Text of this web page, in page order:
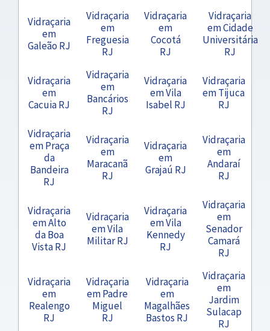
Vidraçaria
em
Galeão RJ
Vidraçaria
em
Freguesia
RJ
Vidraçaria
em
Cocotá
RJ
Vidraçaria
em Cidade
Universitária
RJ
Vidraçaria
em
Cacuia RJ
Vidraçaria
em
Bancários
RJ
Vidraçaria
em Vila
Isabel RJ
Vidraçaria
em Tijuca
RJ
Vidraçaria
em Praça
da
Bandeira
RJ
Vidraçaria
em
Maracanã
RJ
Vidraçaria
em
Grajaú RJ
Vidraçaria
em
Andaraí
RJ
Vidraçaria
em Alto
da Boa
Vista RJ
Vidraçaria
em Vila
Militar RJ
Vidraçaria
em Vila
Kennedy
RJ
Vidraçaria
em
Senador
Camará
RJ
Vidraçaria
em
Realengo
RJ
Vidraçaria
em Padre
Miguel
RJ
Vidraçaria
em
Magalhães
Bastos RJ
Vidraçaria
em
Jardim
Sulacap
RJ